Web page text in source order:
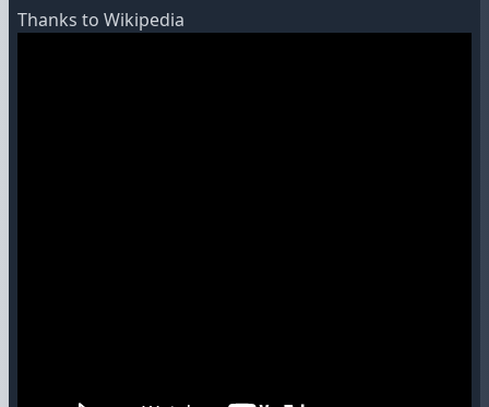
Thanks to Wikipedia